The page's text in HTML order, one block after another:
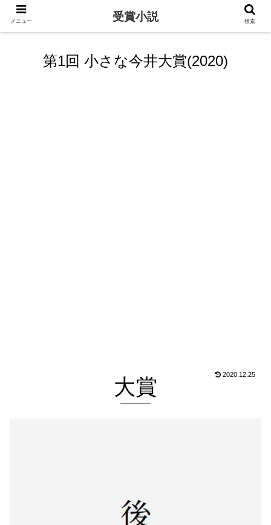
第1回 小さな今井大賞(2020)
2020.12.25
大賞
メニュー 受賞小説 検索